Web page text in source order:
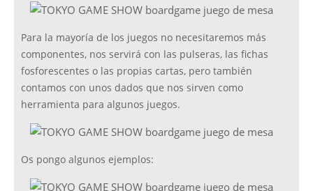
Para la mayoría de los juegos no necesitaremos más
componentes, nos servirá con las pulseras, las fichas
fosforescentes o las propias cartas, pero también
contamos con unos dados que nos sirven como
herramienta para algunos juegos.
Os pongo algunos ejemplos: